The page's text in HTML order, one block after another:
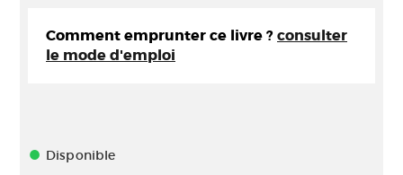
Comment emprunter ce livre ? consulter
le mode d'emploi
Disponible